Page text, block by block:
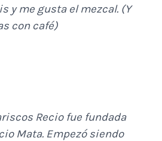
y me gusta el mezcal. (Y
con café)
Recio fue fundada
Mata. Empezó siendo